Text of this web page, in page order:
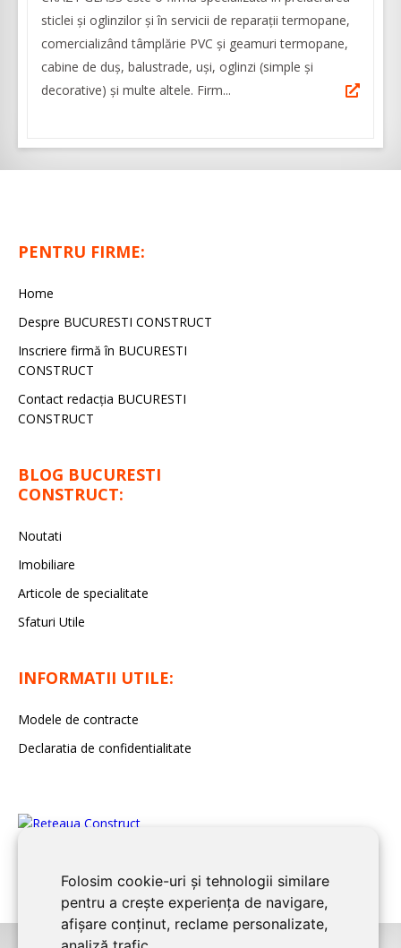
Folosim cookie-uri și tehnologii similare
pentru a crește experiența de navigare,
afișare conținut, reclame personalizate,
sticlei și oglinzilor și în servicii de reparaţii termopane,
comercializând tâmplărie PVC și geamuri termopane,
cabine de duș, balustrade, uși, oglinzi (simple și
decorative) și multe altele. Firm...
PENTRU FIRME:
Home
Despre BUCURESTI CONSTRUCT
Inscriere firmă în BUCURESTI
CONSTRUCT
Contact redacţia BUCURESTI
CONSTRUCT
BLOG BUCURESTI
CONSTRUCT:
Noutati
Imobiliare
Articole de specialitate
Sfaturi Utile
INFORMATII UTILE:
Modele de contracte
Declaratia de confidentialitate